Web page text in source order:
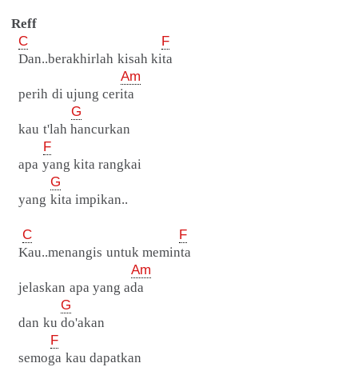
Reff
C
F
Dan..berakhirlah kisah kita
Am
perih di ujung cerita
G
kau t'lah hancurkan
F
apa yang kita rangkai
G
yang kita impikan..
C
F
Kau..menangis untuk meminta
Am
jelaskan apa yang ada
G
dan ku do'akan
F
semoga kau dapatkan